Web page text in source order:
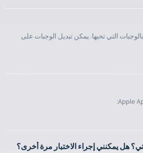
التي تحبها. يمكن تبديل الوجبات على
هل يمكنني إجراء الاختبار مرة أخرى؟